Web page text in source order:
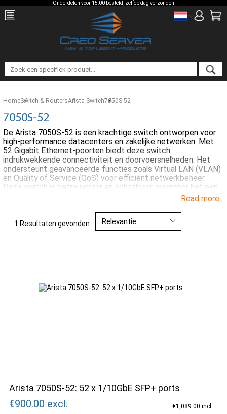
Onderdelen voor 15:00 besteld, zelfde dag verzonden
HomeSwitch & RoutersArista Switch7050S-52
7050S-52
De Arista 7050S-52 is een krachtige switch ontworpen voor
high-performance datacenters en zakelijke netwerken. Met
52 Gigabit Ethernet-poorten biedt deze switch
indrukwekkende connectiviteit en doorvoersnelheden. Het
ondersteunt geavanceerde functies zoals Virtual LAN (VLAN)
en Quality of Service (QoS) voor efficiënt netwerkbeheer.
Deze switch is betrouwbaar en schaalbaar, waardoor het een
uitstekende keuze is voor groeiende organisaties. Met zijn
de Arista 7050S-52 ideaal voor het creëren van een krachtig
en veilig netwerk.
Read more...
1 Resultaten gevonden
Arista 7050S-52: 52 x 1/10GbE SFP+ ports
€900.00 excl. €1,089.00 incl.